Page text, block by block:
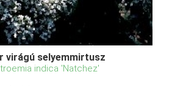
virágú selyemmirtusz
indica 'Natchez'